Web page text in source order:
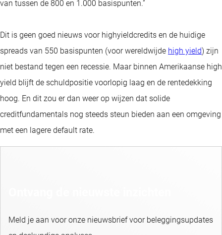
van tussen de 800 en 1.000 basispunten.”
Dit is geen goed nieuws voor highyieldcredits en de huidige
spreads van 550 basispunten (voor wereldwijde high yield) zijn
niet bestand tegen een recessie. Maar binnen Amerikaanse high
yield blijft de schuldpositie voorlopig laag en de rentedekking
hoog. En dit zou er dan weer op wijzen dat solide
creditfundamentals nog steeds steun bieden aan een omgeving
met een lagere default rate.
Meld je aan voor onze nieuwsbrief voor beleggingsupdates